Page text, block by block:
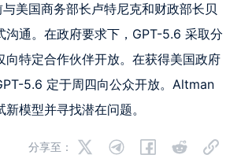
美国商务部长卢特尼克和财政部长贝
沟通。在政府要求下，GPT-5.6 采取分
向特定合作伙伴开放。在获得美国政府
5.6 定于周四向公众开放。Altman
模型并寻找潜在问题。
分享至：